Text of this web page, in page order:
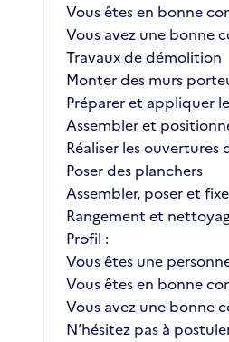
Vous êtes en bonne
Vous avez une bonne
Travaux de démolition
Monter des murs
Préparer et appliquer
Assembler et
Réaliser les
Poser des planchers
Assembler, poser et
Rangement et
Profil :
Vous êtes une
Vous êtes en bonne
Vous avez une bonne
N’hésitez pas à